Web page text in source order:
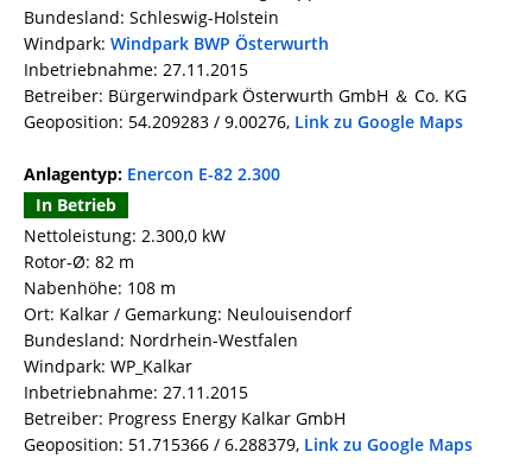
Bundesland: Schleswig-Holstein
Windpark: Windpark BWP Österwurth
Inbetriebnahme: 27.11.2015
Betreiber: Bürgerwindpark Österwurth GmbH ＆ Co. KG
Geoposition: 54.209283 / 9.00276, Link zu Google Maps
Anlagentyp: Enercon E-82 2.300
In Betrieb
Nettoleistung: 2.300,0 kW
Rotor-Ø: 82 m
Nabenhöhe: 108 m
Ort: Kalkar / Gemarkung: Neulouisendorf
Bundesland: Nordrhein-Westfalen
Windpark: WP_Kalkar
Inbetriebnahme: 27.11.2015
Betreiber: Progress Energy Kalkar GmbH
Geoposition: 51.715366 / 6.288379, Link zu Google Maps